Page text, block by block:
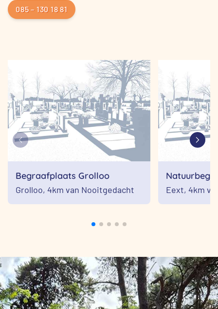
085 – 130 18 81
Begraafplaats Grolloo
Grolloo, 4km van Nooitgedacht
Meer
Eext, 4km